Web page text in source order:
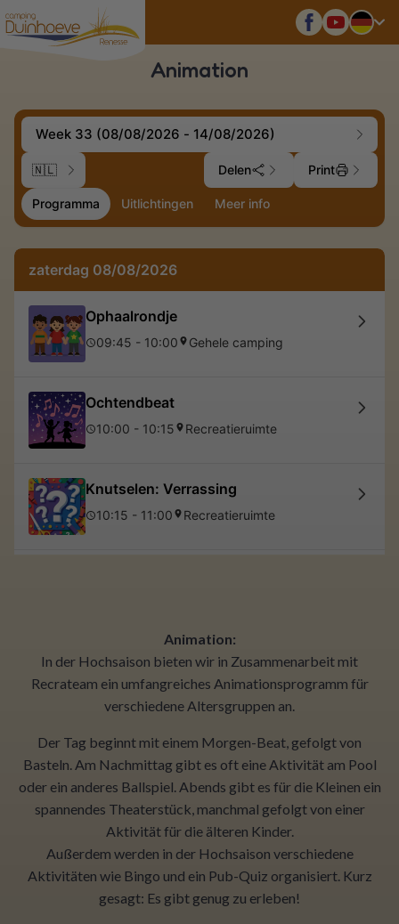
Nederlands
Animation
Animation:
In der Hochsaison bieten wir in Zusammenarbeit mit
Recrateam ein umfangreiches Animationsprogramm für
verschiedene Altersgruppen an.
Der Tag beginnt mit einem Morgen-Beat, gefolgt von
Basteln. Am Nachmittag gibt es oft eine Aktivität am Pool
oder ein anderes Ballspiel. Abends gibt es für die Kleinen ein
spannendes Theaterstück, manchmal gefolgt von einer
Aktivität für die älteren Kinder.
Außerdem werden in der Hochsaison verschiedene
Aktivitäten wie Bingo und ein Pub-Quiz organisiert. Kurz
gesagt: Es gibt genug zu erleben!